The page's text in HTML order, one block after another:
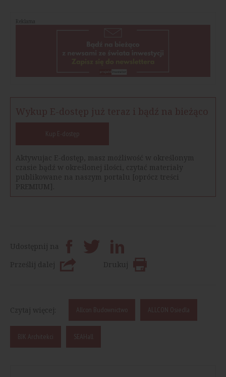
Reklama
Wykup E-dostęp już teraz i bądź na bieżąco
Kup E-dostęp
Aktywujac E-dostęp, masz możliwość w określonym
czasie bądź w określonej ilości, czytać materiały
publikowane na naszym portalu [oprócz treści
PREMIUM].
Udostępnij na
Prześlij dalej
Drukuj
Czytaj więcej: Allcon Budownictwo ALLCON Osiedla
BJK Architekci SEAHall